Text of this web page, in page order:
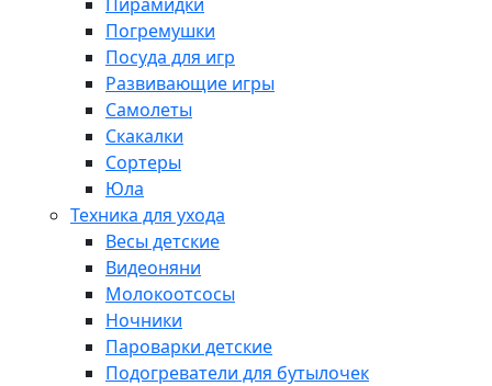
Погремушки
Посуда для игр
Развивающие игры
Самолеты
Скакалки
Сортеры
Юла
Техника для ухода
Весы детские
Видеоняни
Молокоотсосы
Ночники
Пароварки детские
Подогреватели для бутылочек